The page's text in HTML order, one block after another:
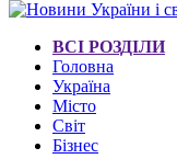
ВСІ РОЗДІЛИ
Головна
Україна
Місто
Світ
Бізнес